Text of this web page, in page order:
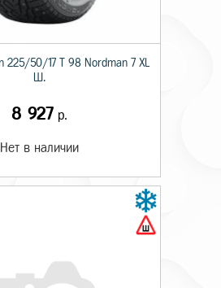
225/50/17 T 98 Nordman 7 XL
Ш.
8 927 р.
Нет в наличии